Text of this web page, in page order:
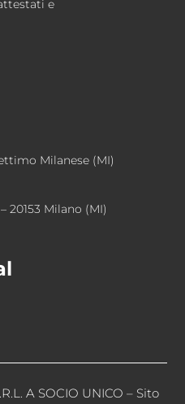
e
Milanese (MI)
20153 Milano (MI)
A SOCIO UNICO – Sito